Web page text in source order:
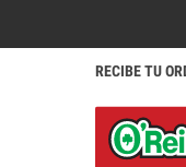
RECIBE TU